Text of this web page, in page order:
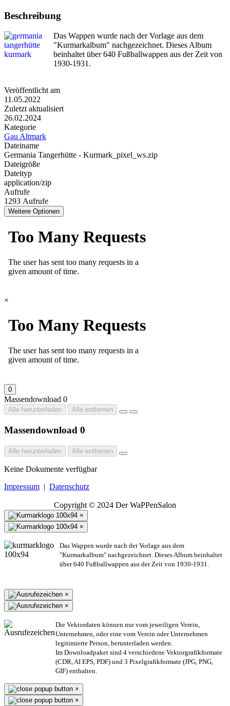
Beschreibung
Das Wappen wurde nach der Vorlage aus dem
"Kurmarkalbum" nachgezeichnet. Dieses Album
beinhaltet über 640 Fußballwappen aus der Zeit von
1930-1931.
Veröffentlicht am
11.05.2022
Zuletzt aktualisiert
26.02.2024
Kategorie
Gau Altmark
Dateiname
Germania Tangerhütte - Kurmark_pixel_ws.zip
Dateigröße
Dateityp
application/zip
Aufrufe
1293 Aufrufe
Weitere Optionen
×
0
Massendownload 0
Alle herunterladen Alle entfernen
Massendownload 0
Alle herunterladen Alle entfernen
Keine Dokumente verfügbar
Impressum | Datenschutz
Copyright © 2024 Der WaPPenSalon
×
×
Das Wappen wurde nach der Vorlage aus dem
"Kurmarkalbum" nachgezeichnet. Dieses Album beinhaltet
über 640 Fußballwappen aus der Zeit von 1930-1931.
×
×
Die Vektordaten können nur vom jeweiligen Verein,
Unternehmen, oder eine vom Verein oder Unternehmen
legitimierte Person, herunterladen werden.
Im Downloadpaket sind 4 verschiedene Vektorgrafikformate
(CDR, AI EPS, PDF) und 3 Pixelgrafikformate (JPG, PNG,
GIF) enthalten.
×
×